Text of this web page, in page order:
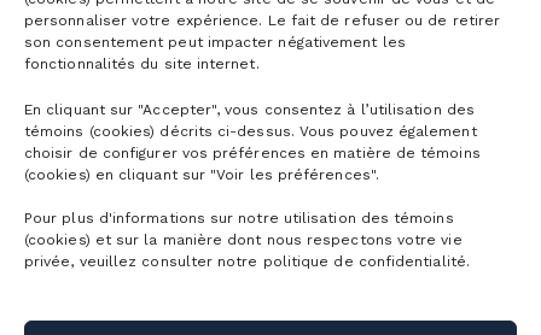
personnaliser votre expérience. Le fait de refuser ou de retirer
son consentement peut impacter négativement les
fonctionnalités du site internet.
En cliquant sur "Accepter", vous consentez à l’utilisation des
témoins (cookies) décrits ci-dessus. Vous pouvez également
choisir de configurer vos préférences en matière de témoins
(cookies) en cliquant sur "Voir les préférences".
Pour plus d'informations sur notre utilisation des témoins
(cookies) et sur la manière dont nous respectons votre vie
privée, veuillez consulter notre politique de confidentialité.
PREMIÈRES TRACES